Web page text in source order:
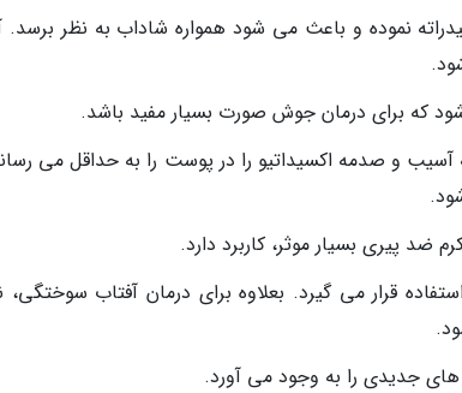
نموده و باعث می شود همواره شاداب به نظر برسد.
که برای درمان جوش صورت بسیار مفید باشد.
و صدمه اکسیداتیو را در پوست را به حداقل می
ضد پیری بسیار موثر، کاربرد دارد.
قرار می گیرد. بعلاوه برای درمان آفتاب
جدیدی را به وجود می آورد.